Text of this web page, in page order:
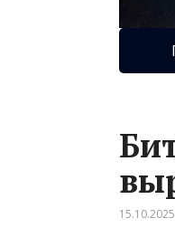
15.10.2025